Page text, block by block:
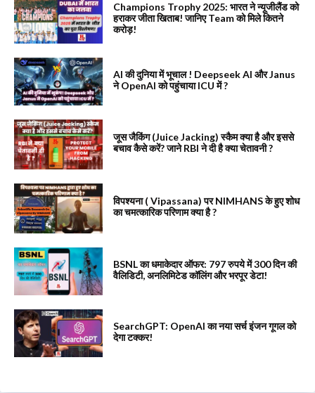
Champions Trophy 2025: भारत ने न्यूजीलैंड को
हराकर जीता खिताब! जानिए Team को मिले कितने
करोड़!
AI की दुनिया में भूचाल ! Deepseek AI और Janus
ने OpenAI को पहुंचाया ICU में ?
जूस जैकिंग (Juice Jacking) स्कैम क्या है और इससे
बचाव कैसे करें? जाने RBI ने दी है क्या चेतावनी ?
विपश्यना ( Vipassana) पर NIMHANS के हुए शोध
का चमत्कारिक परिणाम क्या है ?
BSNL का धमाकेदार ऑफर: 797 रुपये में 300 दिन की
वैलिडिटी, अनलिमिटेड कॉलिंग और भरपूर डेटा!
SearchGPT: OpenAI का नया सर्च इंजन गूगल को
देगा टक्कर!